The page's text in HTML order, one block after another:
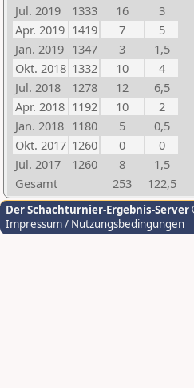
Jul. 2019
1333 16
3
Apr. 2019 1419 7
5
Jan. 2019 1347 3
1,5
Okt. 2018 1332 10
4
Jul. 2018
1278 12
6,5
Apr. 2018 1192 10
2
Jan. 2018 1180 5
0,5
Okt. 2017 1260 0
0
Jul. 2017
1260 8
1,5
Gesamt
253 122,5
Der Schachturnier-Ergebnis-Server
Impressum / Nutzungsbedingungen